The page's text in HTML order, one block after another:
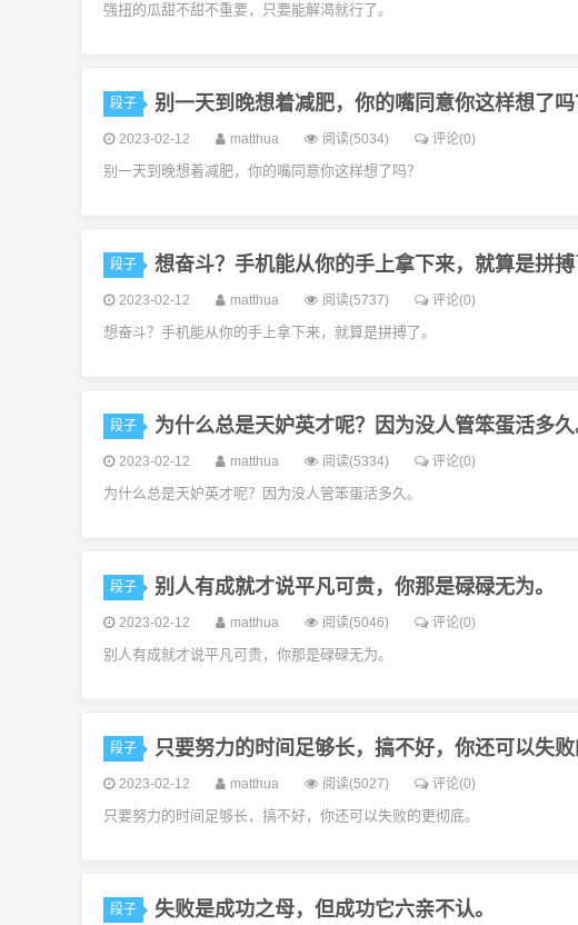
强扭的瓜甜不甜不重要，只要能解渴就行了。
段子 别一天到晚想着减肥，你的嘴同意你这样想了吗
2023-02-12 matthua 阅读(5034) 评论(0)
别一天到晚想着减肥，你的嘴同意你这样想了吗？
段子 想奋斗？手机能从你的手上拿下来，就算是拼搏
2023-02-12 matthua 阅读(5737) 评论(0)
想奋斗？手机能从你的手上拿下来，就算是拼搏了。
段子 为什么总是天妒英才呢？因为没人管笨蛋活多久
2023-02-12 matthua 阅读(5334) 评论(0)
为什么总是天妒英才呢？因为没人管笨蛋活多久。
段子 别人有成就才说平凡可贵，你那是碌碌无为。
2023-02-12 matthua 阅读(5046) 评论(0)
别人有成就才说平凡可贵，你那是碌碌无为。
段子 只要努力的时间足够长，搞不好，你还可以失败
2023-02-12 matthua 阅读(5027) 评论(0)
只要努力的时间足够长，搞不好，你还可以失败的更彻底。
段子 失败是成功之母，但成功它六亲不认。